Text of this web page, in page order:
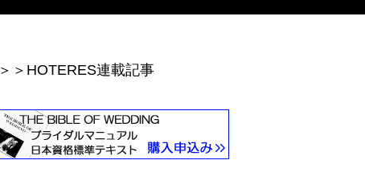
＞＞HOTERES連載記事